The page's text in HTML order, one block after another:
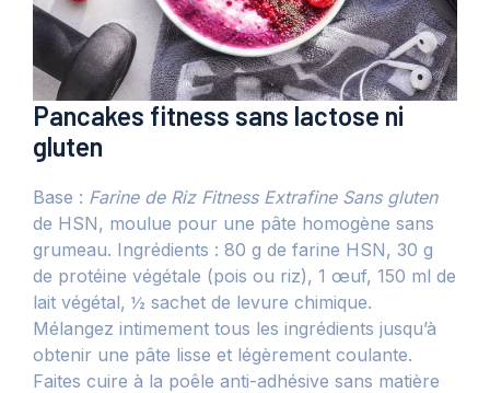
Pancakes fitness sans lactose ni
gluten
Base : Farine de Riz Fitness Extrafine Sans gluten
de HSN, moulue pour une pâte homogène sans
grumeau. Ingrédients : 80 g de farine HSN, 30 g
de protéine végétale (pois ou riz), 1 œuf, 150 ml de
lait végétal, ½ sachet de levure chimique.
Mélangez intimement tous les ingrédients jusqu’à
obtenir une pâte lisse et légèrement coulante.
Faites cuire à la poêle anti-adhésive sans matière